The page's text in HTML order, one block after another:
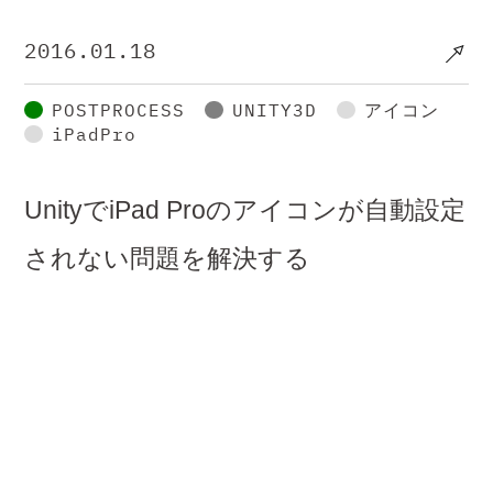
2016.01.18
POSTPROCESS UNITY3D
アイコン
iPadPro
UnityでiPad Proのアイコンが自動設定
されない問題を解決する